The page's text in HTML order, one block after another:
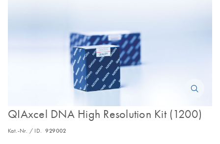
QIAxcel DNA High Resolution Kit (1200)
Kat.-Nr. / ID.929002